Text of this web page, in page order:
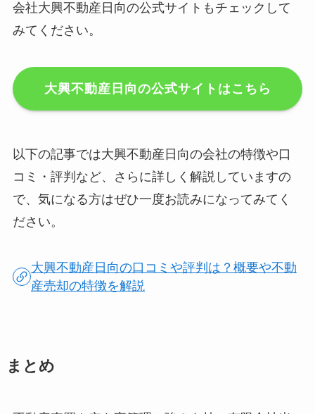
会社大興不動産日向の公式サイトもチェックして
みてください。
大興不動産日向の公式サイトはこちら
以下の記事では大興不動産日向の会社の特徴や口
コミ・評判など、さらに詳しく解説していますの
で、気になる方はぜひ一度お読みになってみてく
ださい。
大興不動産日向の口コミや評判は？概要や不動
産売却の特徴を解説
まとめ